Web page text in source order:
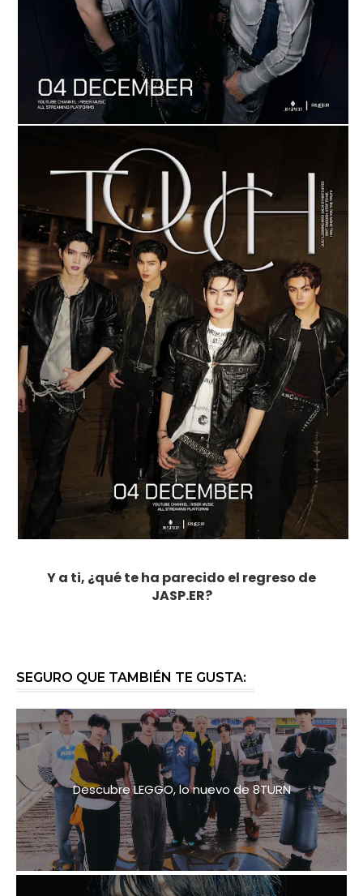
Y a ti, ¿qué te ha parecido el regreso de
JASP.ER?
SEGURO QUE TAMBIÉN TE GUSTA:
Descubre LEGGO, lo nuevo de 8TURN